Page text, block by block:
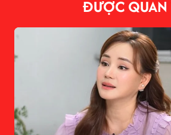
ĐƯỢC QUAN